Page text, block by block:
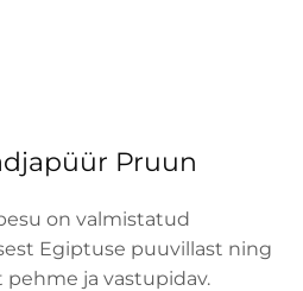
Pruun
on valmistatud
Egiptuse puuvillast ning
ja vastupidav.